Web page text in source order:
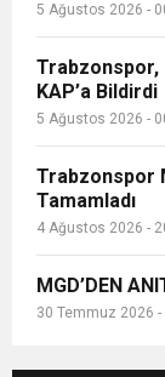
5 Ağustos 2026 -
Trabzonspor,
KAP’a Bildirdi
5 Ağustos 2026 -
Trabzonspor
Tamamladı
4 Ağustos 2026 -
MGD’DEN
30 Temmuz 2026 -